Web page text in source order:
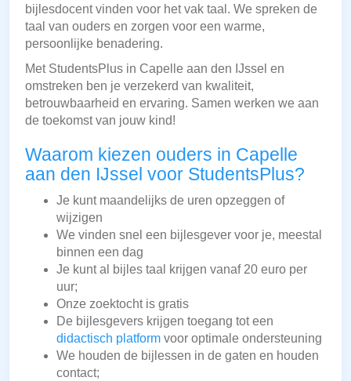
bijlesdocent vinden voor het vak taal. We spreken de
taal van ouders en zorgen voor een warme,
persoonlijke benadering.
Met StudentsPlus in Capelle aan den IJssel en
omstreken ben je verzekerd van kwaliteit,
betrouwbaarheid en ervaring. Samen werken we aan
de toekomst van jouw kind!
Waarom kiezen ouders in Capelle
aan den IJssel voor StudentsPlus?
Je kunt maandelijks de uren opzeggen of
wijzigen
We vinden snel een bijlesgever voor je, meestal
binnen een dag
Je kunt al bijles taal krijgen vanaf 20 euro per
uur;
Onze zoektocht is gratis
De bijlesgevers krijgen toegang tot een
didactisch platform voor optimale ondersteuning
We houden de bijlessen in de gaten en houden
contact;